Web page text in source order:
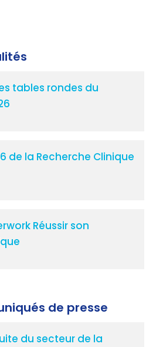
tables rondes du
de la Recherche Clinique
Réussir son
de presse
du secteur de la